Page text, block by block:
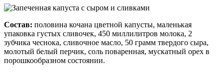
Состав: половина кочана цветной капусты, маленькая
упаковка густых сливочек, 450 миллилитров молока, 2
зубчика чеснока, сливочное масло, 50 грамм твердого сыра,
молотый белый перчик, соль поваренная, мускатный орех в
порошкообразном состоянии.